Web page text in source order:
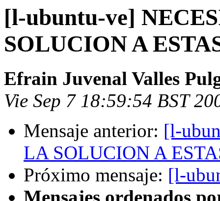
[l-ubuntu-ve]
SOLUCION A
Efrain Juvenal Valles
Vie Sep 7 18:59:54 BST
Mensaje anterior: [l-
LA SOLUCION A
Próximo mensaje: [l-